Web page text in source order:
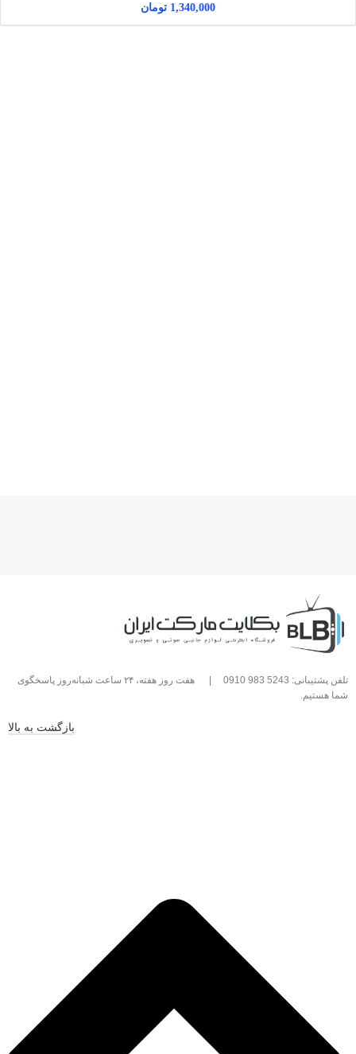
1,340,000 تومان
تلفن پشتیبانی: 5243 983 0910 |
هفت روز هفته، ۲۴ ساعت شبانه‌روز پاسخگوی
شما هستیم.
بازگشت به بالا